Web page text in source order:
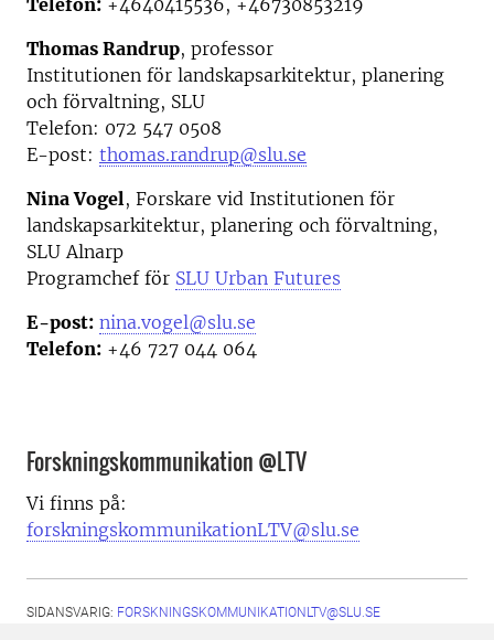
Thomas Randrup, professor
Institutionen för landskapsarkitektur, planering
och förvaltning, SLU
Telefon: 072 547 0508
E-post: thomas.randrup@slu.se
Nina Vogel, Forskare vid Institutionen för
landskapsarkitektur, planering och förvaltning,
SLU Alnarp
Programchef för SLU Urban Futures
E-post: nina.vogel@slu.se
Telefon: +46 727 044 064
Forskningskommunikation @LTV
Vi finns på:
forskningskommunikationLTV@slu.se
SIDANSVARIG: FORSKNINGSKOMMUNIKATIONLTV@SLU.SE